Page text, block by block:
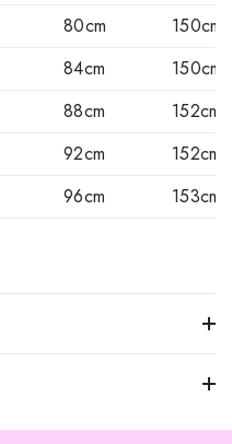
80cm
150cm
84cm
150cm
88cm
152cm
92cm
152cm
96cm 153cm